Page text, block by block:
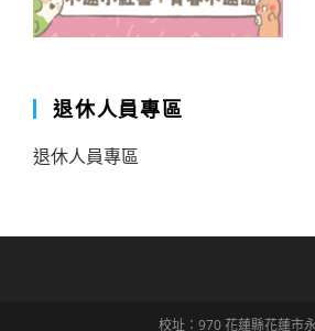
退休人員專區
退休人員專區
校址：970 花蓮縣花蓮市